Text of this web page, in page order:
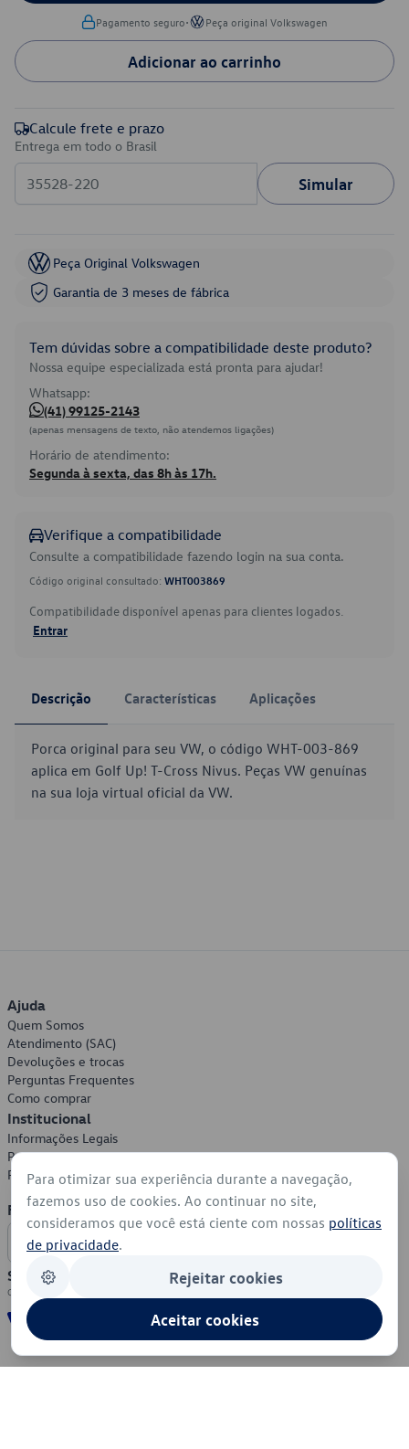
Pagamento seguro• Peça original Volkswagen
Adicionar ao carrinho
Calcule frete e prazo
Entrega em todo o Brasil
Simular
Peça Original Volkswagen
Garantia de 3 meses de fábrica
Tem dúvidas sobre a compatibilidade deste produto?
Nossa equipe especializada está pronta para ajudar!
Whatsapp:
(41) 99125-2143
(apenas mensagens de texto, não atendemos ligações)
Horário de atendimento:
Segunda à sexta, das 8h às 17h.
Verifique a compatibilidade
Consulte a compatibilidade fazendo login na sua conta.
Código original consultado: WHT003869
Compatibilidade disponível apenas para clientes logados.
Entrar
Descrição Características Aplicações
Porca original para seu VW, o código WHT-003-869
aplica em Golf Up! T-Cross Nivus. Peças VW genuínas
na sua loja virtual oficial da VW.
Ajuda
Quem Somos
Atendimento (SAC)
Devoluções e trocas
Perguntas Frequentes
Como comprar
Institucional
Informações Legais
Política de Privacidade
Política de Cookies
Formas de Pagamento
Segurança
Para otimizar sua experiência durante a navegação,
fazemos uso de cookies. Ao continuar no site,
consideramos que você está ciente com nossas políticas
de privacidade.
Rejeitar cookies
Aceitar cookies